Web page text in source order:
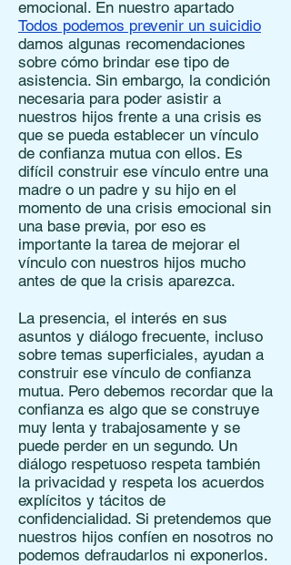
emocional. En nuestro apartado
Todos podemos prevenir un suicidio
damos algunas recomendaciones
sobre cómo brindar ese tipo de
asistencia. Sin embargo, la condición
necesaria para poder asistir a
nuestros hijos frente a una crisis es
que se pueda establecer un vínculo
de confianza mutua con ellos. Es
difícil construir ese vínculo entre una
madre o un padre y su hijo en el
momento de una crisis emocional sin
una base previa, por eso es
importante la tarea de mejorar el
vínculo con nuestros hijos mucho
antes de que la crisis aparezca.
La presencia, el interés en sus
asuntos y diálogo frecuente, incluso
sobre temas superficiales, ayudan a
construir ese vínculo de confianza
mutua. Pero debemos recordar que la
confianza es algo que se construye
muy lenta y trabajosamente y se
puede perder en un segundo. Un
diálogo respetuoso respeta también
la privacidad y respeta los acuerdos
explícitos y tácitos de
confidencialidad. Si pretendemos que
nuestros hijos confíen en nosotros no
podemos defraudarlos ni exponerlos.